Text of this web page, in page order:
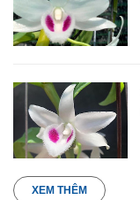
XEM THÊM